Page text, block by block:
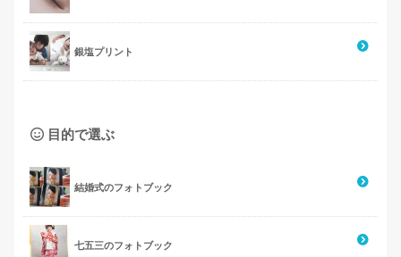
銀塩プリント
目的で選ぶ
結婚式のフォトブック
七五三のフォトブック